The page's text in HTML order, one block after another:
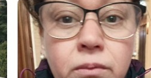
relacionados con la salud mental.
Actualmente trabajo como
personal sanitario en el área de
lesiones medulares. Por lo que mi
especialidad es las movilizaciones
de pacientes, cambios posturales, y
demás. Además de brindar el